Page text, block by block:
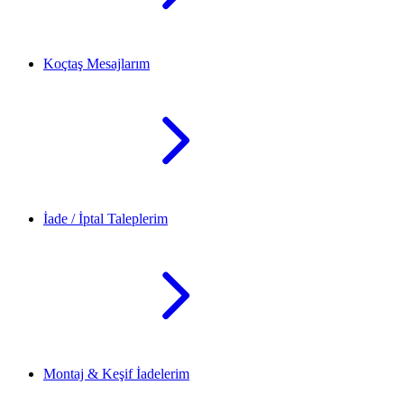
Koçtaş Mesajlarım
İade / İptal Taleplerim
Montaj & Keşif İadelerim